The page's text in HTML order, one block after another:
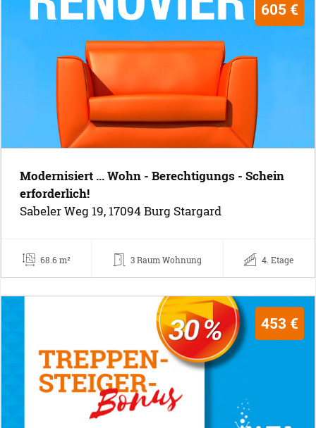
605 €
Modernisiert ... Wohn - Berechtigungs - Schein
erforderlich!
Sabeler Weg 19, 17094 Burg Stargard
68.6 m² 3 Raum Wohnung 4. Etage
453 €